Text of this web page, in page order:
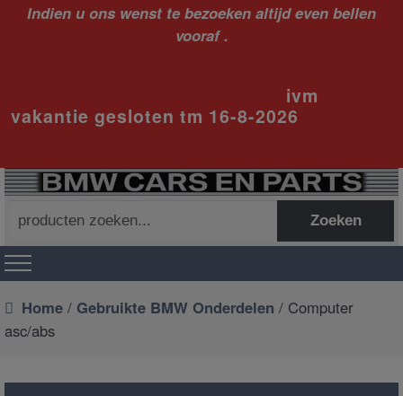
Indien u ons wenst te bezoeken altijd even bellen
vooraf .
ivm
vakantie gesloten tm 16-8-2026
naar:
Zoeken
Home / Gebruikte BMW Onderdelen / Computer
asc/abs